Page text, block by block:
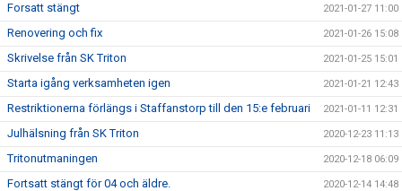
Forsatt stängt 2021-01-27 11:00
Renovering och fix 2021-01-26 15:08
Skrivelse från SK Triton 2021-01-25 15:01
Starta igång verksamheten igen 2021-01-21 12:43
Restriktionerna förlängs i Staffanstorp till den 15:e februari 2021-01-11 12:31
Julhälsning från SK Triton 2020-12-23 11:13
Tritonutmaningen 2020-12-18 06:09
Fortsatt stängt för 04 och äldre. 2020-12-14 14:48